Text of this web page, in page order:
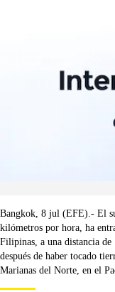
Bangkok, 8 jul (EFE).- El
kilómetros por hora, ha
Filipinas, a una distancia
después de haber tocado
Marianas del Norte, en el